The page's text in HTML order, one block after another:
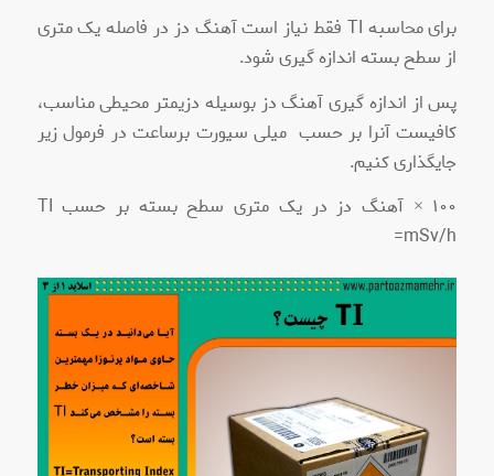
برای محاسبه TI فقط نیاز است آهنگ دز در فاصله یک متری
از سطح بسته اندازه گیری شود.
پس از اندازه گیری آهنگ دز بوسیله دزیمتر محیطی مناسب،
کافیست آنرا بر حسب میلی سیورت برساعت در فرمول زیر
جایگذاری کنیم.
١٠٠ × آهنگ دز در یک متری سطح بسته بر حسب TI
=mSv/h